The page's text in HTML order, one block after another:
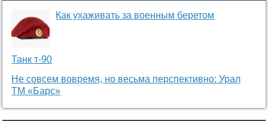
Как ухаживать за военным беретом
Танк т-90
Не совсем вовремя, но весьма перспективно: Урал
ТМ «Барс»